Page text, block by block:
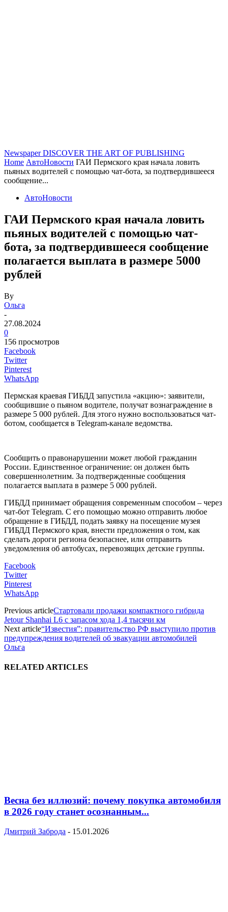
Newspaper DISCOVER THE ART OF PUBLISHING
Home АвтоНовости ГАИ Пермского края начала ловить
пьяных водителей с помощью чат-бота, за подтвердившееся
сообщение...
АвтоНовости
ГАИ Пермского края начала ловить
пьяных водителей с помощью чат-
бота, за подтвердившееся сообщение
полагается выплата в размере 5000
рублей
By
Ольга
-
27.08.2024
0
156 просмотров
Facebook
Twitter
Pinterest
WhatsApp
Пермская краевая ГИБДД запустила «акцию»: заявители,
сообщившие о пьяном водителе, получат вознаграждение в
размере 5 000 рублей. Для этого нужно воспользоваться чат-
ботом, сообщается в Telegram-канале ведомства.
Сообщить о правонарушении может любой гражданин
России. Единственное ограничение: он должен быть
совершеннолетним. За подтвержденные сообщения
полагается выплата в размере 5 000 рублей.
ГИБДД принимает обращения современным способом – через
чат-бот Telegram. С его помощью можно отправить любое
обращение в ГИБДД, подать заявку на посещение музея
ГИБДД Пермского края, внести предложения о том, как
сделать дороги региона безопаснее, или отправить
уведомления об автобусах, перевозящих детские группы.
Facebook
Twitter
Pinterest
WhatsApp
Previous articleСтартовали продажи компактного гибрида
Jetour Shanhai L6 с запасом хода 1,4 тысячи км
Next article“Известия”: правительство РФ выступило против
предупреждения водителей об эвакуации автомобилей
Ольга
RELATED ARTICLES
Весна без иллюзий: почему покупка автомобиля
в 2026 году станет осознанным...
Дмитрий Заброда - 15.01.2026